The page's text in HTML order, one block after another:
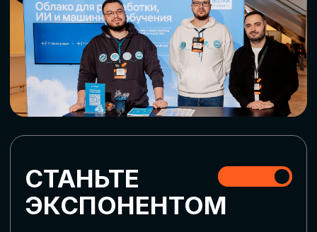
СКАЧАТЬ ПРОГРАММУ
СТАТЬ СПИКЕРОМ
СТАТЬ УЧАСТНИКОМ